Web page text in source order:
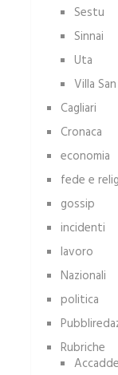
Sestu
Sinnai
Uta
Villa
Cagliari
Cronaca
economia
fede e
gossip
incidenti
lavoro
Nazionali
politica
Rubriche